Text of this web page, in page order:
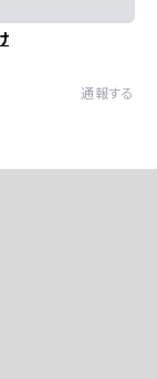
通報する